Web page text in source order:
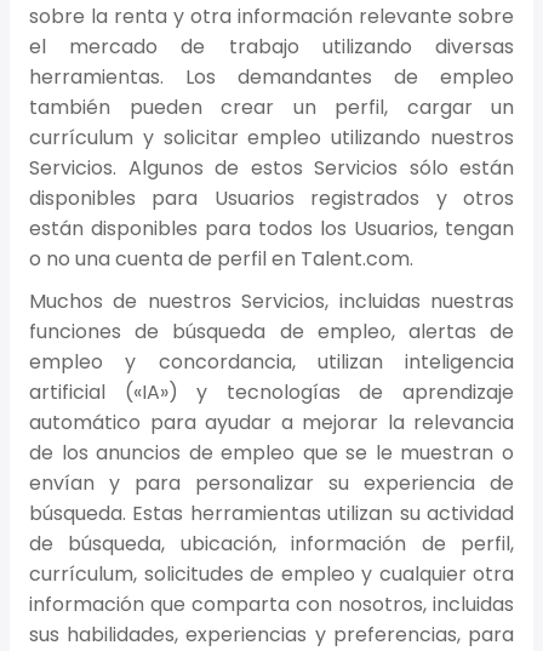
sobre la renta y otra información relevante sobre
el mercado de trabajo utilizando diversas
herramientas. Los demandantes de empleo
también pueden crear un perfil, cargar un
currículum y solicitar empleo utilizando nuestros
Servicios. Algunos de estos Servicios sólo están
disponibles para Usuarios registrados y otros
están disponibles para todos los Usuarios, tengan
o no una cuenta de perfil en Talent.com.
Muchos de nuestros Servicios, incluidas nuestras
funciones de búsqueda de empleo, alertas de
empleo y concordancia, utilizan inteligencia
artificial («IA») y tecnologías de aprendizaje
automático para ayudar a mejorar la relevancia
de los anuncios de empleo que se le muestran o
envían y para personalizar su experiencia de
búsqueda. Estas herramientas utilizan su actividad
de búsqueda, ubicación, información de perfil,
currículum, solicitudes de empleo y cualquier otra
información que comparta con nosotros, incluidas
sus habilidades, experiencias y preferencias, para